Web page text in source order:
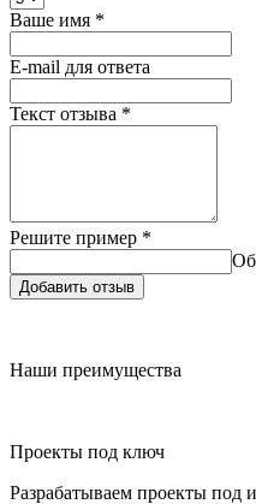
Ваше имя *
E-mail для ответа
Текст отзыва *
Решите пример *
Добавить отзыв
Наши преимущества
Проекты под ключ
Разрабатываем проекты под